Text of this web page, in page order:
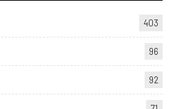
403
96
92